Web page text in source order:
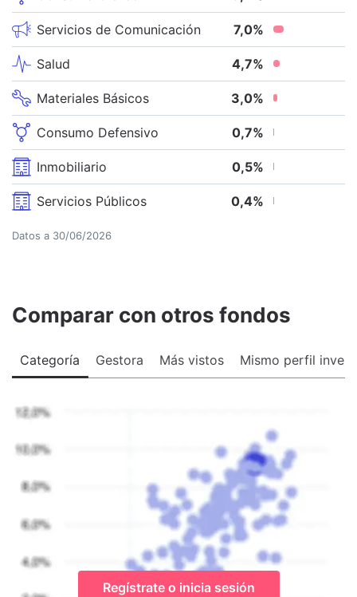
Servicios de Comunicación 7,0%
Salud 4,7%
Materiales Básicos 3,0%
Consumo Defensivo 0,7%
Inmobiliario 0,5%
Servicios Públicos 0,4%
Datos a 30/06/2026
Comparar con otros fondos
Categoría Gestora Más vistos Mismo perfil
Regístrate o inicia sesión